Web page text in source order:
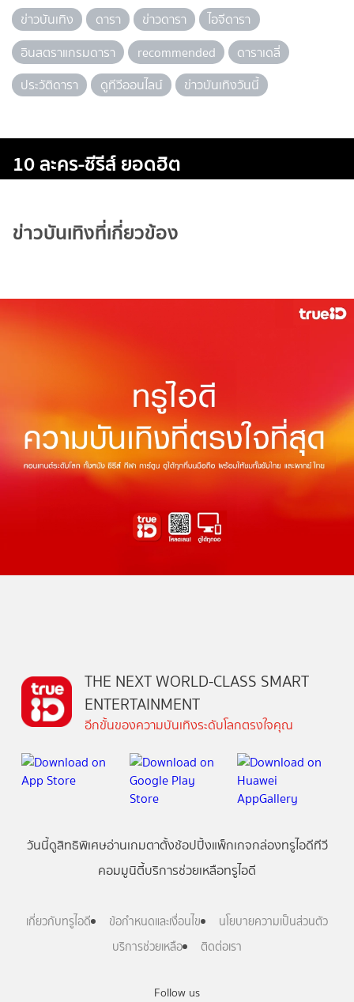
ข่าวบันเทิง ดารา ข่าวดารา
ไอจีดารา
อินสตราแกรมดารา
recommended
ดาราเดลี่
ประวัติดารา
ดูทีวีออนไลน์ ข่าวบันเทิงวันนี้
10 ละคร-ซีรีส์ ยอดฮิต
ข่าวบันเทิงที่เกี่ยวข้อง
Follow us
THE NEXT WORLD-CLASS SMART
ENTERTAINMENT
อีกขั้นของความบันเทิงระดับโลกตรงใจคุณ
วันนี้ดูสิทธิพิเศษอ่านเกมตาตั้งช้อปปิ้งแพ็กเกจกล่องทรูไอดีทีวี
คอมมูนิตี้บริการช่วยเหลือทรูไอดี
เกี่ยวกับทรูไอดี ข้อกำหนดและเงื่อนไข
นโยบายความเป็นส่วนตัว
บริการช่วยเหลือ
ติดต่อเรา